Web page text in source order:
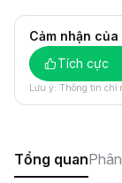
Cảm nhận của
Tích cực
Lưu ý: Thông tin chỉ
Tổng quan